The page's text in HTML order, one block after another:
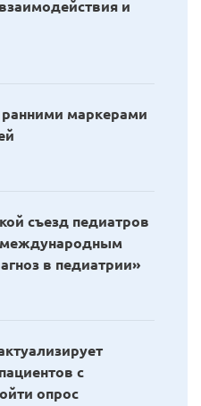
и
маркерами
съезд педиатров
в педиатрии»
с
опрос